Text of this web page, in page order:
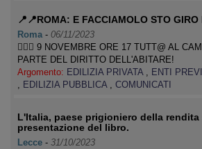
📍📍ROMA: E FACCIAMOLO STO GIRO
Roma - 06/11/2023
👉🏽📢 9 NOVEMBRE ORE 17 TUTT@ AL
PARTE DEL DIRITTO DELL'ABITARE!
Argomento: EDILIZIA PRIVATA , ENTI
, EDILIZIA PUBBLICA , COMUNICATI
L'Italia, paese prigioniero della
presentazione del libro.
Lecce - 31/10/2023